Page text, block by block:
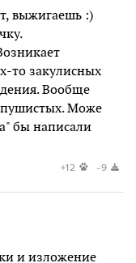
выжигаешь :)
то закулисных
Вообще
пушистых. Може
бы написали
+12 -9
и изложение